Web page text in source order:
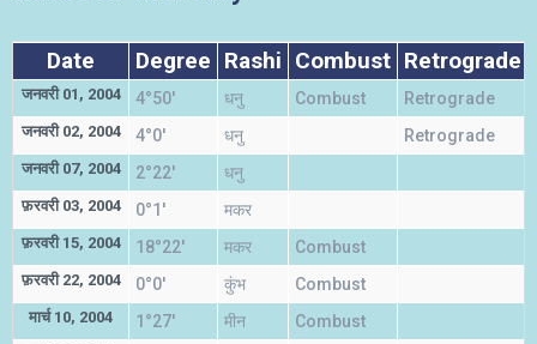
Date Degree Rashi Combust Retrograde
जनवरी 01, 2004 4°50' धनु Combust Retrograde
जनवरी 02, 2004 4°0' धनु Retrograde
जनवरी 07, 2004 2°22' धनु
फ़रवरी 03, 2004 0°1' मकर
फ़रवरी 15, 2004 18°22' मकर Combust
फ़रवरी 22, 2004 0°0' कुंभ Combust
मार्च 10, 2004 1°27' मीन Combust